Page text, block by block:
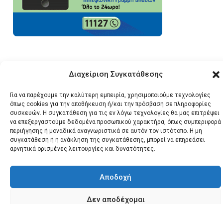
Διαχείριση Συγκατάθεσης
Για να παρέχουμε την καλύτερη εμπειρία, χρησιμοποιούμε τεχνολογίες
όπως cookies για την αποθήκευση ή/και την πρόσβαση σε πληροφορίες
συσκευών. Η συγκατάθεση για τις εν λόγω τεχνολογίες θα μας επιτρέψει
να επεξεργαστούμε δεδομένα προσωπικού χαρακτήρα, όπως συμπεριφορά
περιήγησης ή μοναδικά αναγνωριστικά σε αυτόν τον ιστότοπο. Η μη
συγκατάθεση ή η ανάκληση της συγκατάθεσης, μπορεί να επηρεάσει
αρνητικά ορισμένες λειτουργίες και δυνατότητες.
Αποδοχή
Δεν αποδέχομαι
© 2026 Santonews - Όλα
τα δικαιώματα
κατοχυρωμένα.